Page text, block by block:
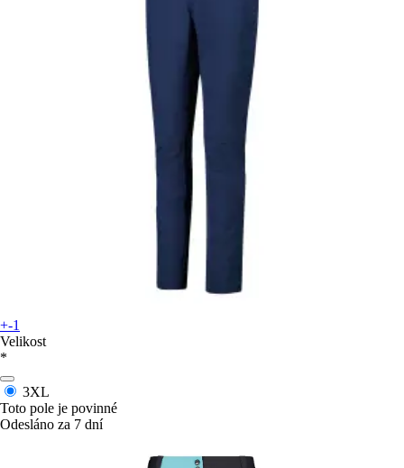
+-1
Velikost
*
3XL
Toto pole je povinné
Odesláno za 7 dní